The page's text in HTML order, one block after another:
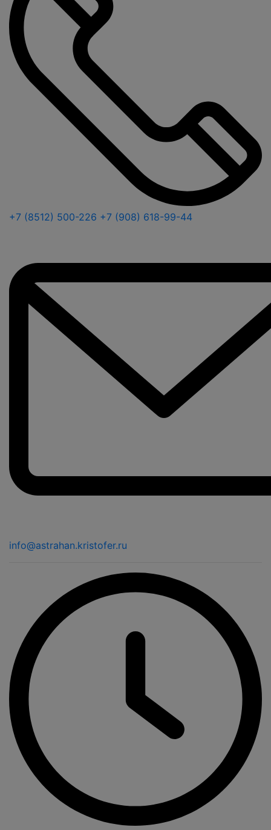
+7 (8512) 500-226 +7 (908) 618-99-44
info@astrahan.kristofer.ru